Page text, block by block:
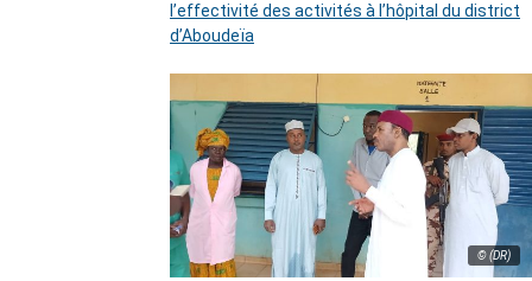
l’effectivité des activités à l’hôpital du district
d’Aboudeïa
© (DR)